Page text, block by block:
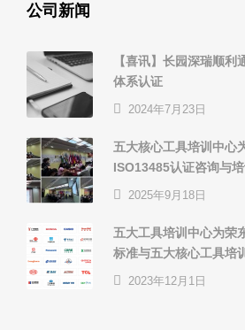
公司新闻
【喜讯】长园深瑞顺
体系认证
2024年7月23日
五大核心工具培训中心
ISO13485认证咨询与
2025年9月18日
五大工具培训中心为荣
标准与五大核心工具培
2023年12月1日